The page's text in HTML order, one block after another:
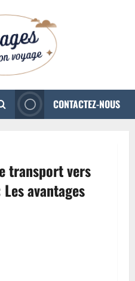
CONTACTEZ-NOUS
transport vers
avantages